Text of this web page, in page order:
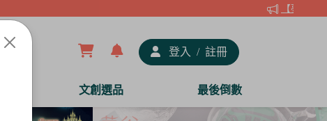
【夢谷
登入 / 註冊
文創選品 最後倒數